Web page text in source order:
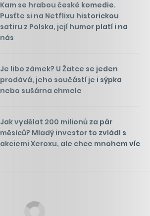
Kam se hrabou české komedie.
Pusťte si na Netflixu historickou
satiru z Polska, její humor platí i na
nás
Je libo zámek? U Žatce se jeden
prodává, jeho součástí je i sýpka
nebo sušárna chmele
Jak vydělat 200 milionů za pár
měsíců? Mladý investor to zvládl s
akciemi Xeroxu, ale chce mnohem víc